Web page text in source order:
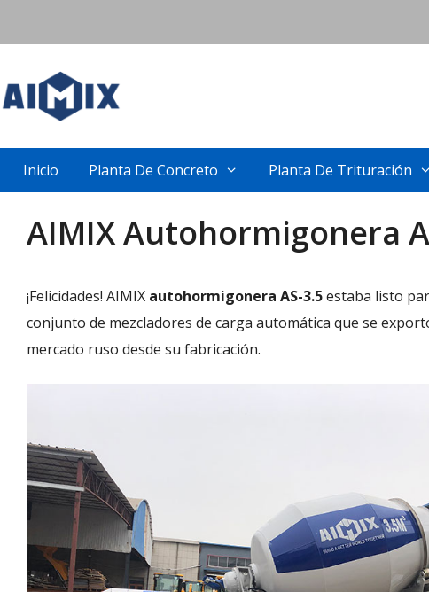
Inicio Planta De Concreto Planta De Trituración
AIMIX Autohormigonera
¡Felicidades! AIMIX autohormigonera AS-3.5estaba listo
conjunto de mezcladores de carga automática que se
mercado ruso desde su fabricación.